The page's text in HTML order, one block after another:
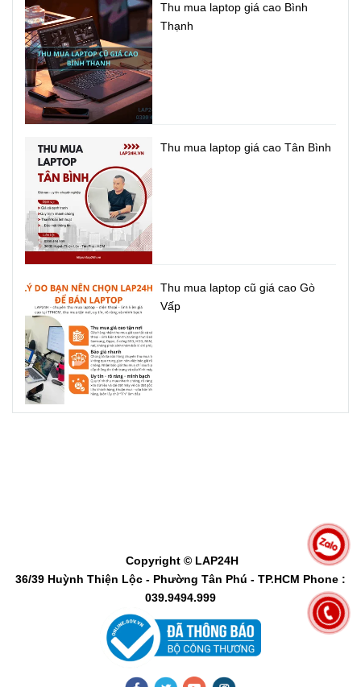
Thu mua laptop giá cao Bình
Thạnh
Thu mua laptop giá cao Tân Bình
Thu mua laptop cũ giá cao Gò
Vấp
Copyright © LAP24H
36/39 Huỳnh Thiện Lộc - Phường Tân Phú - TP.HCM Phone :
039.9494.999